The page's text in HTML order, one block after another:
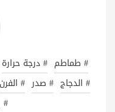
# طماطم # درجة حرارة
# الدجاج # صدر # الفرن
#